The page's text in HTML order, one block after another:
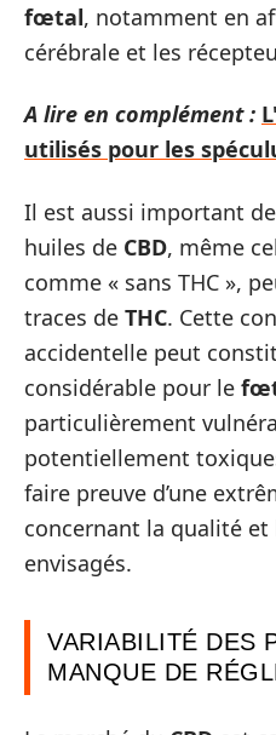
fœtal, notamment en
cérébrale et les
A lire en complément :
utilisés pour les
Il est aussi important
huiles de CBD, même
comme « sans THC »,
traces de THC. Cette
accidentelle peut
considérable pour le
particulièrement
potentiellement
faire preuve d’une
concernant la qualité
envisagés.
VARIABILITÉ DES
MANQUE DE